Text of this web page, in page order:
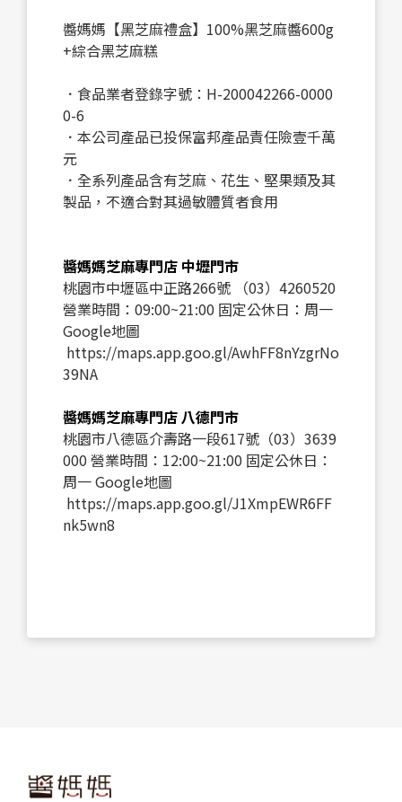
醬媽媽【黑芝麻禮盒】100%黑芝麻醬600g
+綜合黑芝麻糕
．食品業者登錄字號：H-200042266-0000
0-6
．本公司產品已投保富邦產品責任險壹千萬
元
．全系列產品含有芝麻、花生、堅果類及其
製品，不適合對其過敏體質者食用
醬媽媽芝麻專門店 中壢門市
桃園市中壢區中正路266號 （03）4260520
營業時間：09:00~21:00 固定公休日：周一
Google地圖
https://maps.app.goo.gl/AwhFF8nYzgrNo
39NA
醬媽媽芝麻專門店 八德門市
桃園市八德區介壽路一段617號（03）3639
000 營業時間：12:00~21:00 固定公休日：
周一 Google地圖
https://maps.app.goo.gl/J1XmpEWR6FF
nk5wn8